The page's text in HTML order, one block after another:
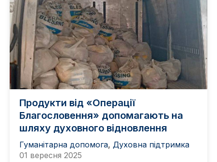
Продукти від «Операції
Благословення» допомагають на
шляху духовного відновлення
Гуманітарна допомога, Духовна підтримка
01 вересня 2025